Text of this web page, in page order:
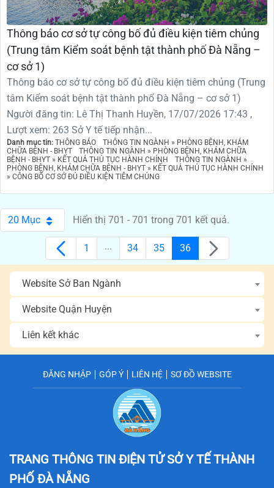
Thông báo cơ sở tự công bố đủ điều kiện tiêm chủng
(Trung tâm Kiểm soát bệnh tật thành phố Đà Nẵng –
cơ sở 1)
Thông báo cơ sở tự công bố đủ điều kiện tiêm chủng (Trung
tâm Kiểm soát bệnh tật thành phố Đà Nẵng – cơ sở 1)
Người đăng tin: Lê Thị Thanh Huyền, 17/07/2026 17:43 ,
Lượt xem: 263 Sở Y tế tiếp nhận...
Danh mục tin: THÔNG BÁO
THÔNG TIN NGÀNH » PHÒNG BỆNH, KHÁM
CHỮA BỆNH - BHYT
THÔNG TIN NGÀNH » PHÒNG BỆNH, KHÁM CHỮA
BỆNH - BHYT » KẾT QUẢ THỦ TỤC HÀNH CHÍNH
THÔNG TIN NGÀNH »
PHÒNG BỆNH, KHÁM CHỮA BỆNH - BHYT » KẾT QUẢ THỦ TỤC HÀNH CHÍNH
» CÔNG BỐ CƠ SỞ ĐỦ ĐIỀU KIỆN TIÊM CHỦNG
20 MụcPer Page Hiển thị 701 - 701 trong 701 kết quả.
Các trang trên cổng
1 ...
Các trang trên cổng
34 Các trang trên cổng
35 Các trang trên cổng
36
Website Sở Ban Ngành
Website Quận Huyện
Liên kết khác
ĐĂNG NHẬP GÓP Ý LIÊN HỆ SƠ ĐỒ WEBSITE
TRANG THÔNG TIN ĐIỆN TỬ SỞ Y TẾTHÀNH
PHỐ ĐÀ NẴNG